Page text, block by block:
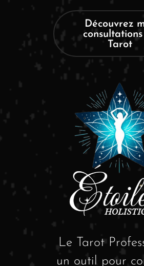
Découvrez
Tarot
Le Tarot
un outil pour